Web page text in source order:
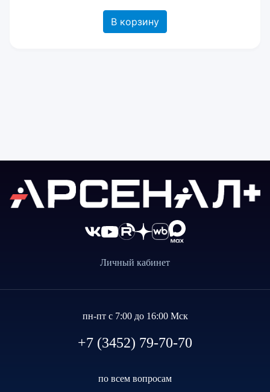
В корзину
Личный кабинет
пн-пт с 7:00 до 16:00 Мск
+7 (3452) 79-70-70
по всем вопросам